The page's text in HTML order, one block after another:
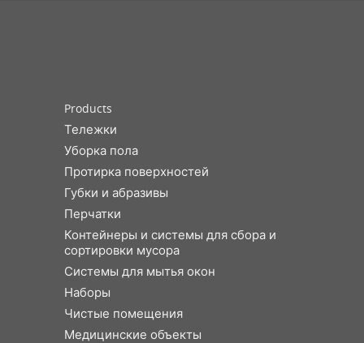
Products
Тележки
Уборка пола
Протирка поверхностей
Губки и абразивы
Перчатки
Контейнеры и системы для сбора и
сортировки мусора
Системы для мытья окон
Наборы
Чистые помещения
Медицинские объекты